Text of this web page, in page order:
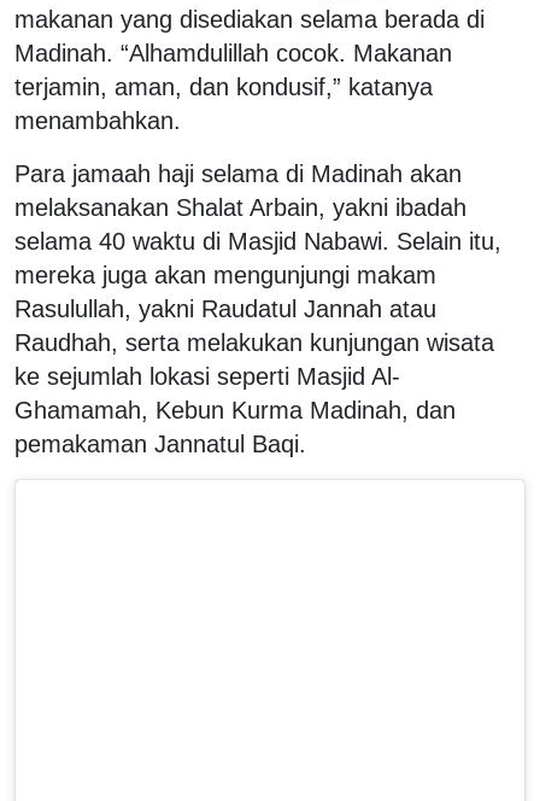
makanan yang disediakan selama berada di
Madinah. “Alhamdulillah cocok. Makanan
terjamin, aman, dan kondusif,” katanya
menambahkan.
Para jamaah haji selama di Madinah akan
melaksanakan Shalat Arbain, yakni ibadah
selama 40 waktu di Masjid Nabawi. Selain itu,
mereka juga akan mengunjungi makam
Rasulullah, yakni Raudatul Jannah atau
Raudhah, serta melakukan kunjungan wisata
ke sejumlah lokasi seperti Masjid Al-
Ghamamah, Kebun Kurma Madinah, dan
pemakaman Jannatul Baqi.